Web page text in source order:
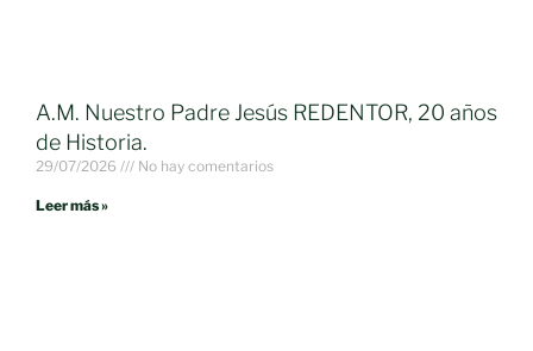
A.M. Nuestro Padre Jesús REDENTOR, 20 años
de Historia.
29/07/2026 No hay comentarios
Leer más »